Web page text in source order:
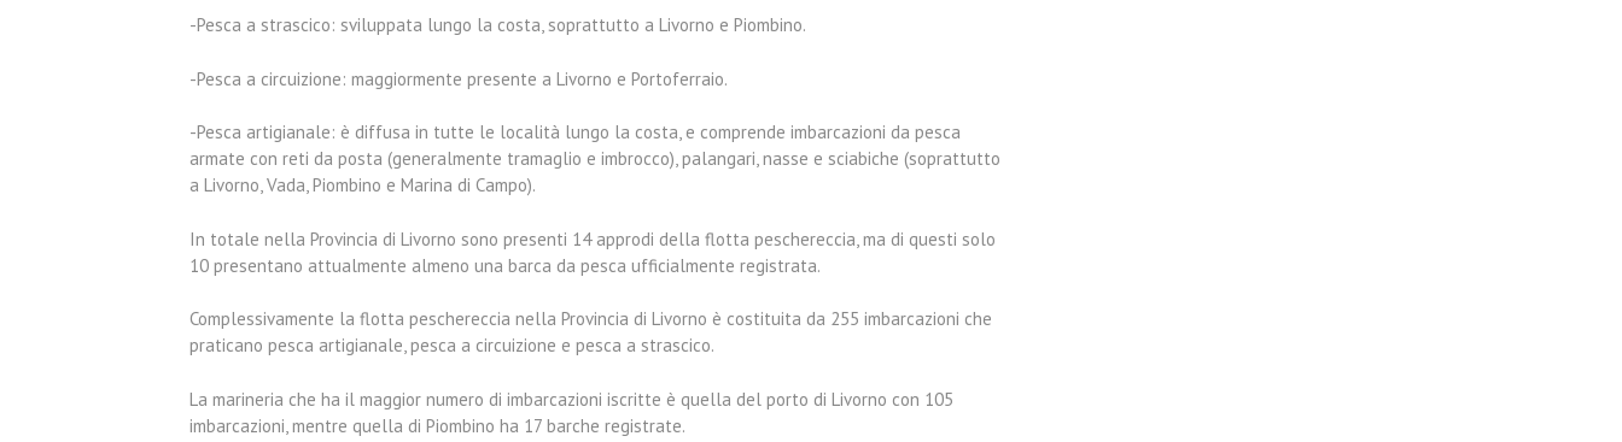
-Pesca a strascico: sviluppata lungo la costa, soprattutto a Livorno e Piombino.
-Pesca a circuizione: maggiormente presente a Livorno e Portoferraio.
-Pesca artigianale: è diffusa in tutte le località lungo la costa, e comprende imbarcazioni da pesca
armate con reti da posta (generalmente tramaglio e imbrocco), palangari, nasse e sciabiche (soprattutto
a Livorno, Vada, Piombino e Marina di Campo).
In totale nella Provincia di Livorno sono presenti 14 approdi della flotta peschereccia, ma di questi solo
10 presentano attualmente almeno una barca da pesca ufficialmente registrata.
Complessivamente la flotta peschereccia nella Provincia di Livorno è costituita da 255 imbarcazioni che
praticano pesca artigianale, pesca a circuizione e pesca a strascico.
La marineria che ha il maggior numero di imbarcazioni iscritte è quella del porto di Livorno con 105
imbarcazioni, mentre quella di Piombino ha 17 barche registrate.